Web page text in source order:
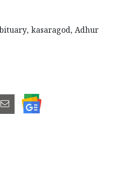
kasaragod, Adhur